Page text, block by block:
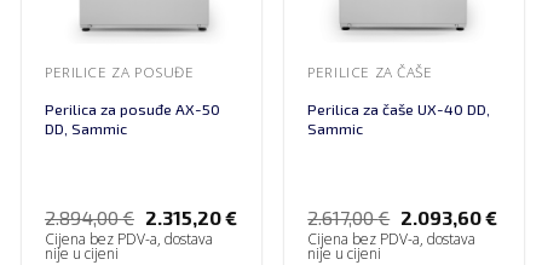
PERILICE ZA POSUĐE
Perilica za posuđe AX-50
DD, Sammic
2.894,00€ 2.315,20€
Cijena bez PDV-a, dostava
nije u cijeni
PERILICE ZA ČAŠE
Perilica za čaše UX-40 DD,
Sammic
2.617,00€ 2.093,60€
Cijena bez PDV-a, dostava
nije u cijeni